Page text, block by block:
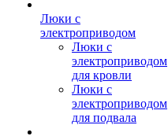
Люки с
электроприводом
Люки с
электроприводом
для кровли
Люки с
электроприводом
для подвала